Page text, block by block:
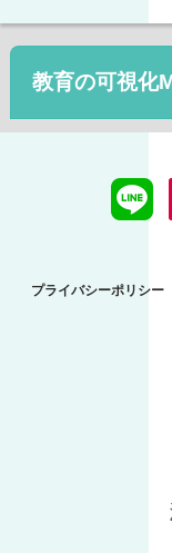
教育の可視化
プライバシーポリシー